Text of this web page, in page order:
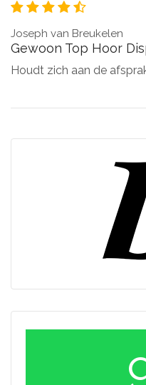
Joseph van Breukelen
Gewoon Top Hoor
Houdt zich aan de